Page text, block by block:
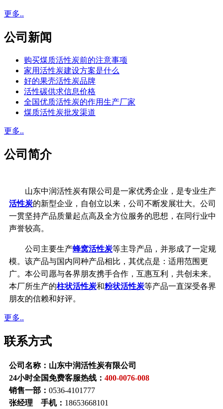
更多..
公司新闻
购买煤质活性炭前的注意事项
家用活性炭建设方案是什么
好的果壳活性炭品牌
活性碳供求信息价格
全国优质活性炭的作用生产厂家
煤质活性炭批发渠道
更多..
公司简介
山东中润活性炭有限公司是一家优秀企业，是专业生产
活性炭的新型企业，自创立以来，公司不断发展壮大。公司
一贯坚持产品质量起点高及全方位服务的思想，在同行业中
声誉较高。
公司主要生产蜂窝活性炭等主导产品，并形成了一定规
模。该产品与国内同种产品相比，其优点是：适用范围更
广。本公司愿与各界朋友携手合作，互惠互利，共创未来。
本厂所生产的柱状活性炭和粉状活性炭等产品一直深受各界
朋友的信赖和好评。
更多..
联系方式
公司名称：山东中润活性炭有限公司
24小时全国免费客服热线： 400-0076-008
销售一部： 0536-4101777
张经理 手机： 18653668101